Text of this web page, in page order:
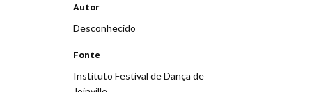
Autor
Desconhecido
Fonte
Instituto Festival de Dança de